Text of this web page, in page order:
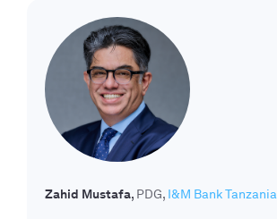
Zahid Mustafa PDG I&M Bank Tanzania